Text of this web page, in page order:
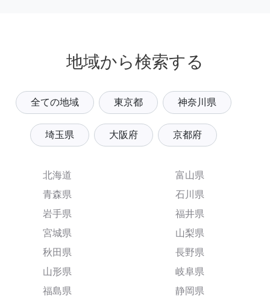
地域から検索する
全ての地域 東京都 神奈川県
埼玉県 大阪府 京都府
北海道
青森県
岩手県
宮城県
秋田県
山形県
福島県
富山県
石川県
福井県
山梨県
長野県
岐阜県
静岡県